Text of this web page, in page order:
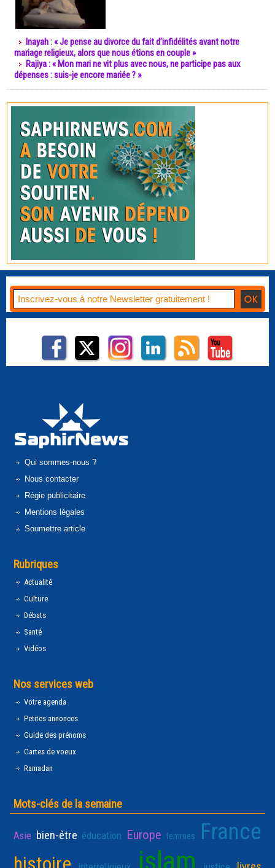
Inayah : « Je pense au divorce du fait d’infidélités avant notre
mariage religieux, alors que nous étions en couple »
Rajiya : « Mon mari ne vit plus avec nous, ne participe pas aux
dépenses : suis-je encore mariée ? »
Qui sommes-nous ?
Nous contacter
Régie publicitaire
Mentions légales
Soumettre article
Rubriques
Actualité
Culture
Débats
Santé
Vidéos
Nos services web
Votre agenda
Petites annonces
Guide des prénoms
Cartes de voeux
Ramadan
Mots-clés de la semaine
Asie bien-être éducation Europe femmes France
islam